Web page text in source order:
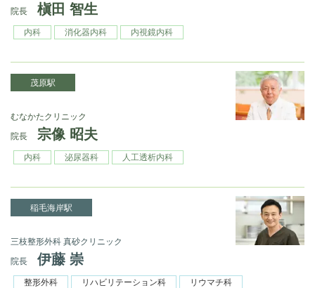
院長
槇田 智生
内科 消化器内科 内視鏡内科
茂原駅
むなかたクリニック
院長
宗像 昭夫
内科 泌尿器科 人工透析内科
稲毛海岸駅
三枝整形外科 真砂クリニック
院長
伊藤 崇
整形外科 リハビリテーション科 リウマチ科